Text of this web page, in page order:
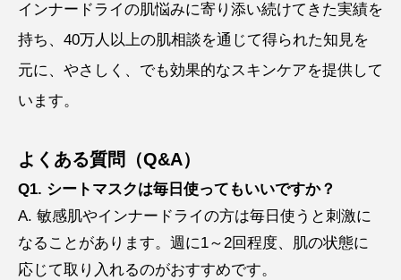
インナードライの肌悩みに寄り添い続けてきた実績を
持ち、40万人以上の肌相談を通じて得られた知見を
元に、やさしく、でも効果的なスキンケアを提供して
います。
よくある質問（Q&A）
Q1. シートマスクは毎日使ってもいいですか？
A. 敏感肌やインナードライの方は毎日使うと刺激に
なることがあります。週に1～2回程度、肌の状態に
応じて取り入れるのがおすすめです。